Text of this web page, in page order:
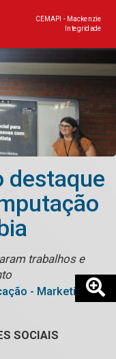
CEMAPI - Mackenzie
Integridade
destaque
trabalhos e
- Marketing
SOCIAIS